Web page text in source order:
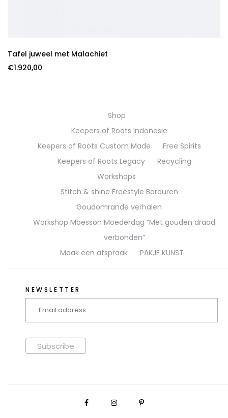
Tafel juweel met Malachiet
€1.920,00
Shop
Keepers of Roots Indonesie
Keepers of Roots Custom Made
Free Spirits
Keepers of Roots Legacy
Recycling
Workshops
Stitch & shine Freestyle Borduren
Goudomrande verhalen
Workshop Moesson Moederdag “Met gouden draad
verbonden”
Maak een afspraak
PAKJE KUNST
NEWSLETTER